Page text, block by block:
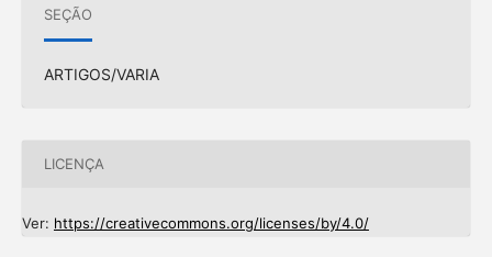
SEÇÃO
ARTIGOS/VARIA
LICENÇA
Ver: https://creativecommons.org/licenses/by/4.0/